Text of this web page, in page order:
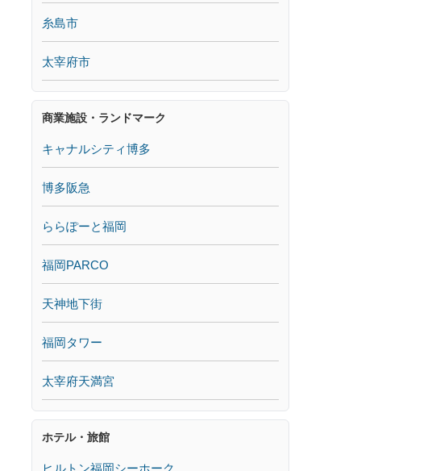
糸島市
太宰府市
商業施設・ランドマーク
キャナルシティ博多
博多阪急
ららぽーと福岡
福岡PARCO
天神地下街
福岡タワー
太宰府天満宮
ホテル・旅館
ヒルトン福岡シーホーク